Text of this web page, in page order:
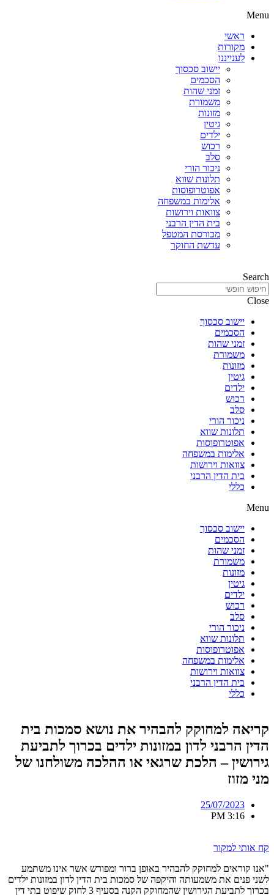
Menu
ראשי
מקורות
לענייננו
יישוב סכסוך
הסכמים
זמני שהות
משמורת
מזונות
גיטין
ילדים
רכוש
סלב
ניכור הורי
תלונות שווא
אפוטרופוסות
אלימות במשפחה
צוואות וירושות
בית הדין הרבני
מכורסת המטפל
עדשת החוקר
Search
Close
יישוב סכסוך
הסכמים
זמני שהות
משמורת
מזונות
גיטין
ילדים
רכוש
סלב
ניכור הורי
תלונות שווא
אפוטרופוסות
אלימות במשפחה
צוואות וירושות
בית הדין הרבני
כללי
Menu
יישוב סכסוך
הסכמים
זמני שהות
משמורת
מזונות
גיטין
ילדים
רכוש
סלב
ניכור הורי
תלונות שווא
אפוטרופוסות
אלימות במשפחה
צוואות וירושות
בית הדין הרבני
כללי
קריאה למחוקק להבהיר את נושא סמכות בית
הדין הרבני לדון במזונות ילדים בכרוך לתביעת
גירושין – הלכת שרגאי או ההלכה משולחנו של
מני מזוז
25/07/2023
3:16 PM
קח אותי למקור
"אנו קוראים למחוקק להבהיר באופן ברור ומפורש אשר אינו משתמע
לשני פנים את משמעותה והיקפה של סמכות בית הדין לדון במזונות ילדים
בכרוך לתביעת הגירושין שהמחוקק הקנה בסעיף 3 לחוק שיפוט בתי דין